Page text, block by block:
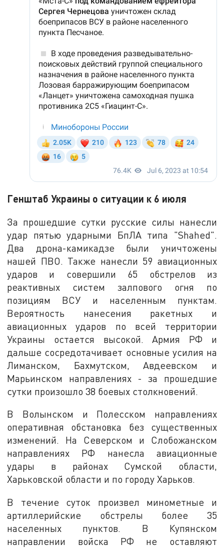
Генштаб Украины о ситуации к 6 июля
За прошедшие сутки русские силы нанесли
удар пятью ударными БпЛА типа "Shahed".
Два дрона-камикадзе были уничтожены
нашей ПВО. Также нанесли 59 авиационных
ударов и совершили 65 обстрелов из
реактивных систем залпового огня по
позициям ВСУ и населенным пунктам.
Вероятность нанесения ракетных и
авиационных ударов по всей территории
Украины остается высокой. Армия РФ и
дальше сосредотачивает основные усилия на
Лиманском, Бахмутском, Авдеевском и
Марьинском направлениях - за прошедшие
сутки произошло 38 боевых столкновений.
В Волынском и Полесском направлениях
оперативная обстановка без существенных
изменений. На Северском и Слобожанском
направлениях РФ нанесла авиационные
удары в районах Сумской области,
Харьковской области и по городу Харьков.
В течение суток произвел минометные и
артиллерийские обстрелы более 35
населенных пунктов. В Купянском
направлении войска РФ не оставляют